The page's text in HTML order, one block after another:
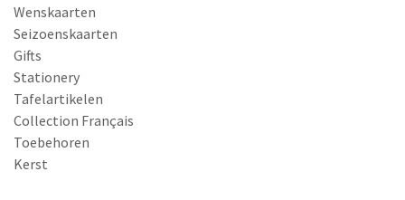
Wenskaarten
Seizoenskaarten
Gifts
Stationery
Tafelartikelen
Collection Français
Toebehoren
Kerst